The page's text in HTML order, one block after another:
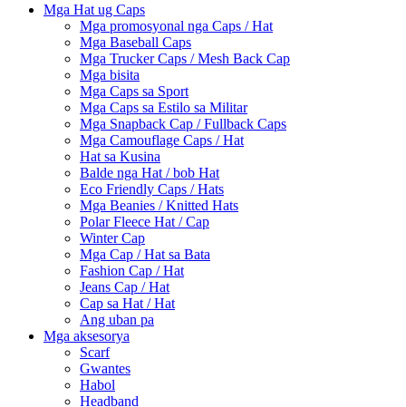
Mga Hat ug Caps
Mga promosyonal nga Caps / Hat
Mga Baseball Caps
Mga Trucker Caps / Mesh Back Cap
Mga bisita
Mga Caps sa Sport
Mga Caps sa Estilo sa Militar
Mga Snapback Cap / Fullback Caps
Mga Camouflage Caps / Hat
Hat sa Kusina
Balde nga Hat / bob Hat
Eco Friendly Caps / Hats
Mga Beanies / Knitted Hats
Polar Fleece Hat / Cap
Winter Cap
Mga Cap / Hat sa Bata
Fashion Cap / Hat
Jeans Cap / Hat
Cap sa Hat / Hat
Ang uban pa
Mga aksesorya
Scarf
Gwantes
Habol
Headband